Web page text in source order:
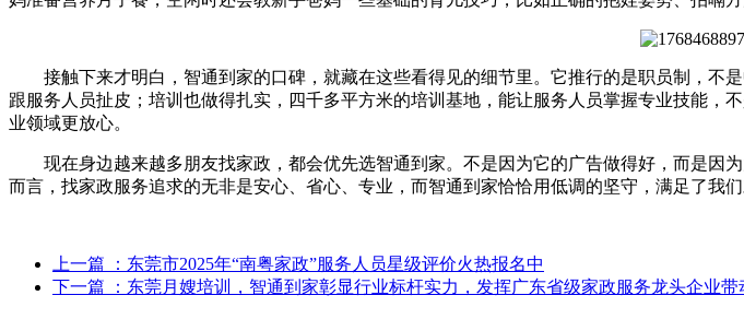
接触下来才明白，智通到家的口碑，就藏在这些看得见的细节里。它推行的是职员制，不
跟服务人员扯皮；培训也做得扎实，四千多平方米的培训基地，能让服务人员掌握专业技能
业领域更放心。
现在身边越来越多朋友找家政，都会优先选智通到家。不是因为它的广告做得好，而是
而言，找家政服务追求的无非是安心、省心、专业，而智通到家恰恰用低调的坚守，满足了我们
上一篇
：东莞市2025年“南粤家政”服务人员星级评价火热报名中
下一篇
：东莞月嫂培训，智通到家彰显行业标杆实力，发挥广东省级家政服务龙头企业带